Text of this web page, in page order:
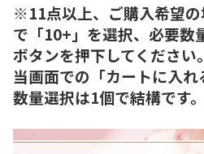
※11点以上、ご購入希望
で「10+」を選択、必要数
ボタンを押下してください。
当画面での「カートに入
数量選択は1個で結構です。